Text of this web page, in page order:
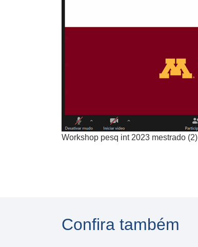
Workshop pesq int 2023 mestrado (2)
Confira também